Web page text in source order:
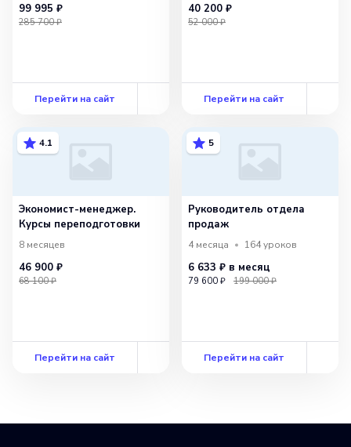
99 995 ₽
285 700 ₽
Перейти на сайт
40 200 ₽
52 000 ₽
Перейти на сайт
4.1
Экономист-менеджер.
Курсы переподготовки
8 месяцев
46 900 ₽
68 100 ₽
Перейти на сайт
5
Руководитель отдела
продаж
4 месяца 164уроков
6 633 ₽ в месяц
79 600 ₽ 199 000 ₽
Перейти на сайт